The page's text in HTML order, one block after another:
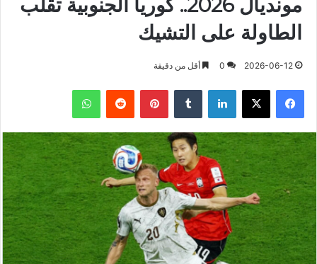
الطاولة على التشيك
2026-06-12
0 أقل من دقيقة
فيسبوك X لينكدإن بينتيريست واتساب